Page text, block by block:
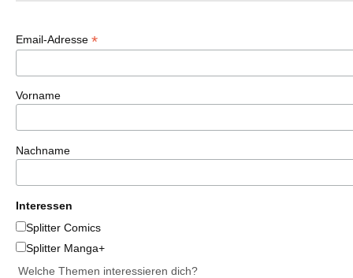
Email-Adresse *
Vorname
Nachname
Interessen
Splitter Comics
Splitter Manga+
Welche Themen interessieren dich?